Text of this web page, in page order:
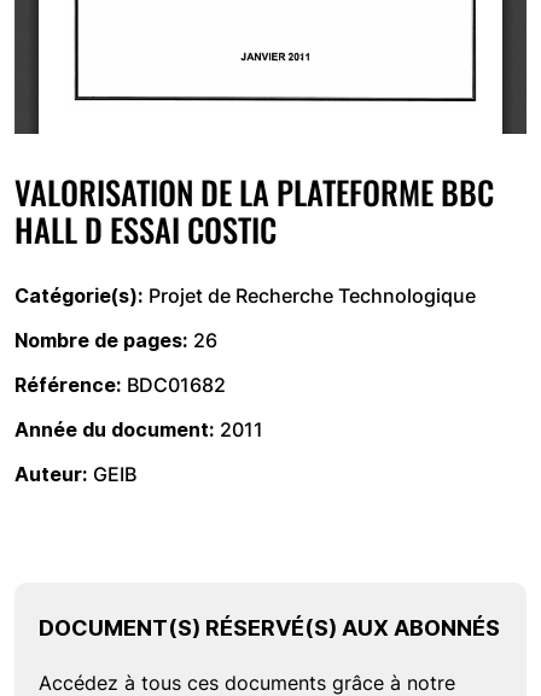
VALORISATION DE LA PLATEFORME BBC
HALL D ESSAI COSTIC
Catégorie(s) Projet de Recherche Technologique
Nombre de pages 26
Référence BDC01682
Année du document 2011
Auteur GEIB
DOCUMENT(S) RÉSERVÉ(S) AUX ABONNÉS
Accédez à tous ces documents grâce à notre